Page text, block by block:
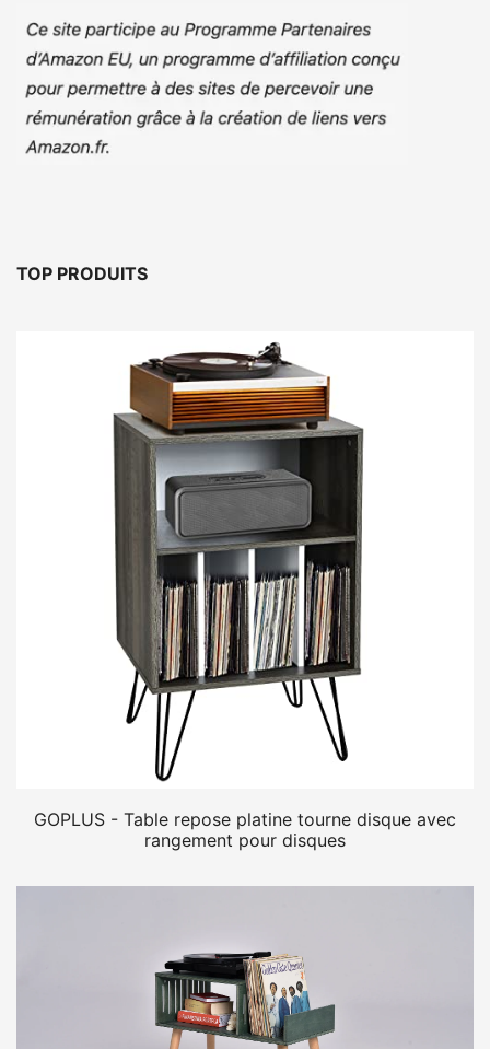
TOP PRODUITS
GOPLUS - Table repose platine tourne disque avec
rangement pour disques